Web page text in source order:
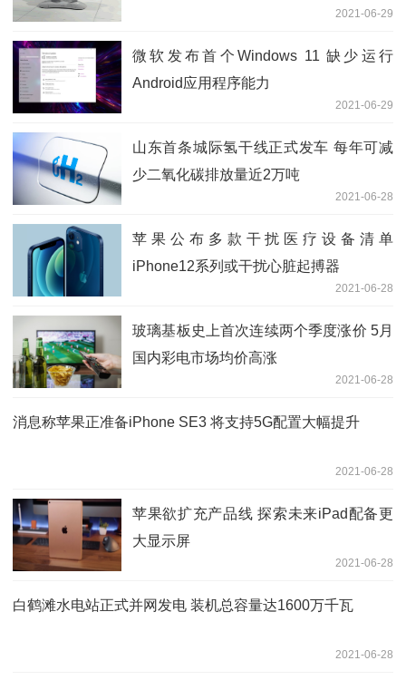
2021-06-29
微软发布首个Windows 11 缺少运行
Android应用程序能力
2021-06-29
山东首条城际氢干线正式发车 每年可减
少二氧化碳排放量近2万吨
2021-06-28
苹果公布多款干扰医疗设备清单
iPhone12系列或干扰心脏起搏器
2021-06-28
玻璃基板史上首次连续两个季度涨价 5月
国内彩电市场均价高涨
2021-06-28
消息称苹果正准备iPhone SE3 将支持5G配置大幅提升
2021-06-28
苹果欲扩充产品线 探索未来iPad配备更
大显示屏
2021-06-28
白鹤滩水电站正式并网发电 装机总容量达1600万千瓦
2021-06-28